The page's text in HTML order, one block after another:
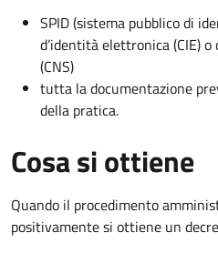
SPID (sistema pubblico di
d’identità elettronica (CIE)
(CNS)
tutta la documentazione
della pratica.
Cosa si ottiene
Quando il procedimento
positivamente si ottiene un